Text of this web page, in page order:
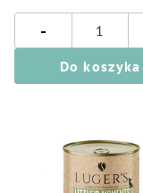
-
Do koszyka